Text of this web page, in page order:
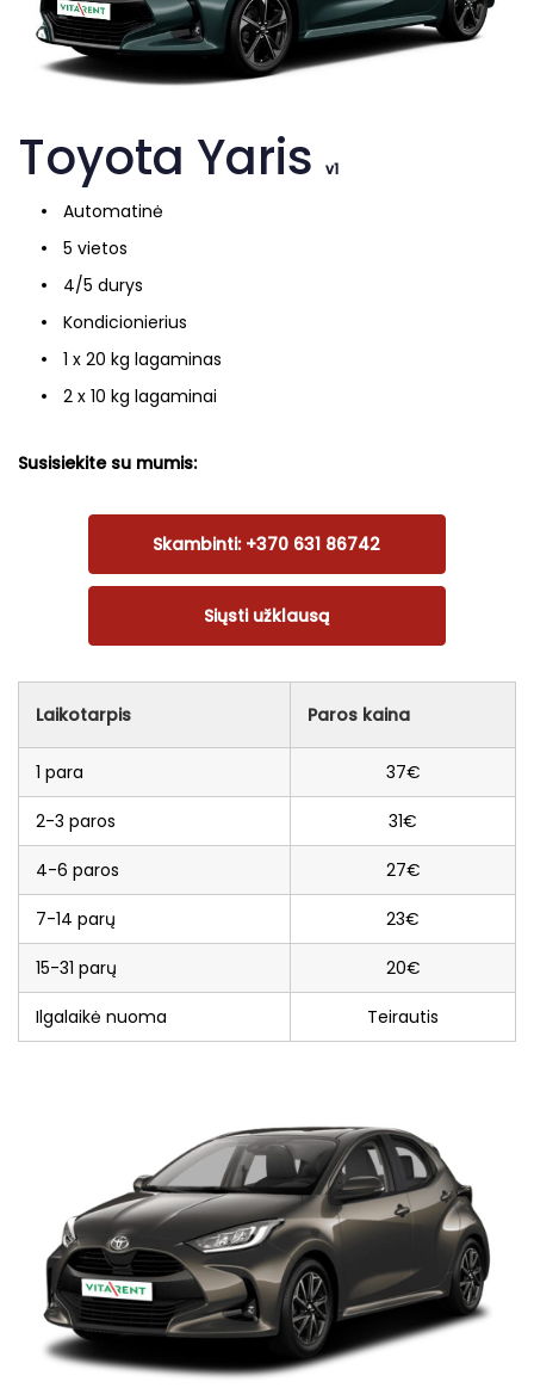
Toyota Yaris v1
Automatinė
5 vietos
4/5 durys
Kondicionierius
1 x 20 kg lagaminas
2 x 10 kg lagaminai
Susisiekite su mumis:
Skambinti: +370 631 86742
Siųsti užklausą
Laikotarpis Paros kaina
1 para 37€
2-3 paros 31€
4-6 paros 27€
7-14 parų 23€
15-31 parų 20€
Ilgalaikė nuoma Teirautis